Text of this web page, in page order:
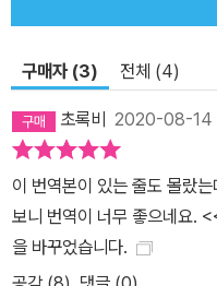
구매자 (3) 전체 (4)
초록비 2020-08-14
이 번역본이 있는 줄도 몰랐
보니 번역이 너무 좋으네요.
을 바꾸었습니다.